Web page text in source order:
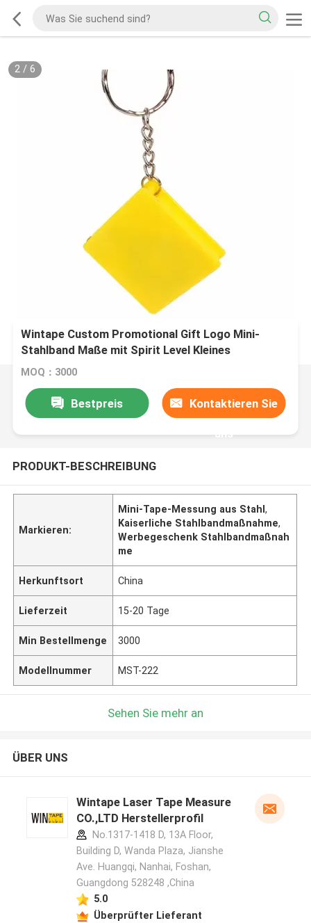
2/ 6
Wintape Custom Promotional Gift Logo Mini-
Stahlband Maße mit Spirit Level Kleines
Metrisches Imperiale Maßband
MOQ：3000
Bestpreis Kontaktieren Sie
uns
PRODUKT-BESCHREIBUNG
Markieren:
Mini-Tape-Messung aus Stahl,
Kaiserliche Stahlbandmaßnahme,
Werbegeschenk Stahlbandmaßnah
me
Herkunftsort China
Lieferzeit 15-20 Tage
Min Bestellmenge 3000
Modellnummer MST-222
Sehen Sie mehr an
ÜBER UNS
Wintape Laser Tape Measure
CO.,LTD Herstellerprofil
No.1317-1418 D, 13A Floor,
Building D, Wanda Plaza, Jianshe
Ave. Huangqi, Nanhai, Foshan,
Guangdong 528248 ,China
5.0
Überprüfter Lieferant